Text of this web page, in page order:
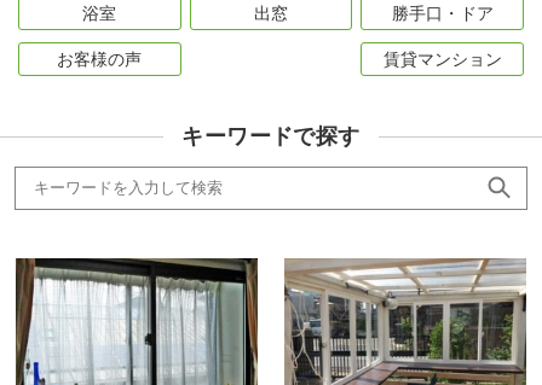
浴室 出窓 勝手口・ドア
お客様の声 賃貸マンション
キーワードで探す